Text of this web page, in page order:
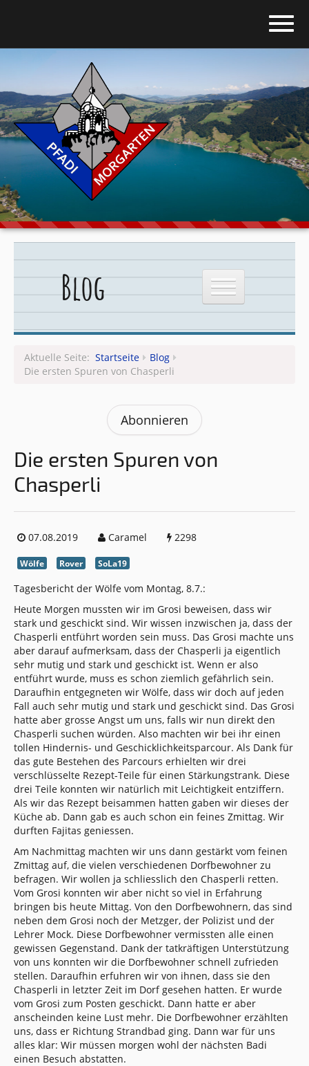
Blog
Über uns
Stufen
DownloadsBlog
Aktuelle Seite: Startseite
Blog
Die ersten Spuren von Chasperli
Abonnieren
Die ersten Spuren von
Chasperli
07.08.2019 Caramel 2298
Wölfe Rover SoLa19
Tagesbericht der Wölfe vom Montag, 8.7.:
Heute Morgen mussten wir im Grosi beweisen, dass wir
stark und geschickt sind. Wir wissen inzwischen ja, dass der
Chasperli entführt worden sein muss. Das Grosi machte uns
aber darauf aufmerksam, dass der Chasperli ja eigentlich
sehr mutig und stark und geschickt ist. Wenn er also
entführt wurde, muss es schon ziemlich gefährlich sein.
Daraufhin entgegneten wir Wölfe, dass wir doch auf jeden
Fall auch sehr mutig und stark und geschickt sind. Das Grosi
hatte aber grosse Angst um uns, falls wir nun direkt den
Chasperli suchen würden. Also machten wir bei ihr einen
tollen Hindernis- und Geschicklichkeitsparcour. Als Dank für
das gute Bestehen des Parcours erhielten wir drei
verschlüsselte Rezept-Teile für einen Stärkungstrank. Diese
drei Teile konnten wir natürlich mit Leichtigkeit entziffern.
Als wir das Rezept beisammen hatten gaben wir dieses der
Küche ab. Dann gab es auch schon ein feines Zmittag. Wir
durften Fajitas geniessen.
Am Nachmittag machten wir uns dann gestärkt vom feinen
Zmittag auf, die vielen verschiedenen Dorfbewohner zu
befragen. Wir wollen ja schliesslich den Chasperli retten.
Vom Grosi konnten wir aber nicht so viel in Erfahrung
bringen bis heute Mittag. Von den Dorfbewohnern, das sind
neben dem Grosi noch der Metzger, der Polizist und der
Lehrer Mock. Diese Dorfbewohner vermissten alle einen
gewissen Gegenstand. Dank der tatkräftigen Unterstützung
von uns konnten wir die Dorfbewohner schnell zufrieden
stellen. Daraufhin erfuhren wir von ihnen, dass sie den
Chasperli in letzter Zeit im Dorf gesehen hatten. Er wurde
vom Grosi zum Posten geschickt. Dann hatte er aber
anscheinden keine Lust mehr. Die Dorfbewohner erzählten
uns, dass er Richtung Strandbad ging. Dann war für uns
alles klar: Wir müssen morgen wohl der nächsten Badi
einen Besuch abstatten.